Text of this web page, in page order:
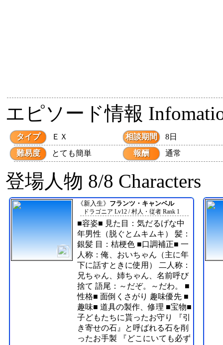
エピソード情報
タイプ ＥＸ 相談期間
8日
難易度
とても簡単 報酬 通常
登場人物 8/8 Characters
《新入生》 フランツ・キャンベル
ドラゴニア Lv12 / 村人・従者 Rank 1
■容姿■ 見た目：気だるげな中
年男性（脱ぐとムキムキ） 髪：
銀髪 目：桔梗色 ■口調補正■ 一
人称：俺、おいちゃん（主に年
下に話すときに使用） 二人称：
兄ちゃん、姉ちゃん、名前呼び
捨て 語尾：～だぞ。～だわ。 ■
性格■ 面倒くさがり 趣味優先 ■
趣味■ 道具の製作、修理 ■宝物■
子どもたちに貰ったお守り 『引
き寄せの石』と呼ばれる石を削
ったお手製 『どこにいても必ず